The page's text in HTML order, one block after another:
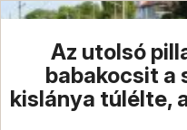
Az utolsó
babakocsit a
kislánya túlélte,